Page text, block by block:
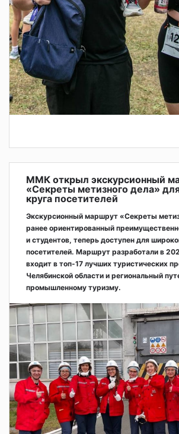
ММК открыл экскурсионный
«Секреты метизного дела»
круга посетителей
Экскурсионный маршрут «Секреты
ранее ориентированный
и студентов, теперь доступен для
посетителей. Маршрут разработали в
входит в топ-17 лучших туристических
Челябинской области и региональный
промышленному туризму.